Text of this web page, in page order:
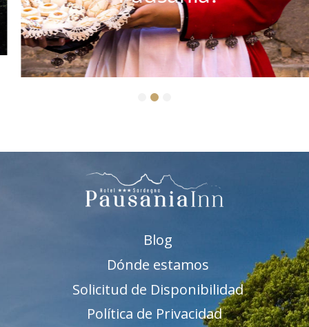
Blog
Dónde estamos
Solicitud de Disponibilidad
Política de Privacidad